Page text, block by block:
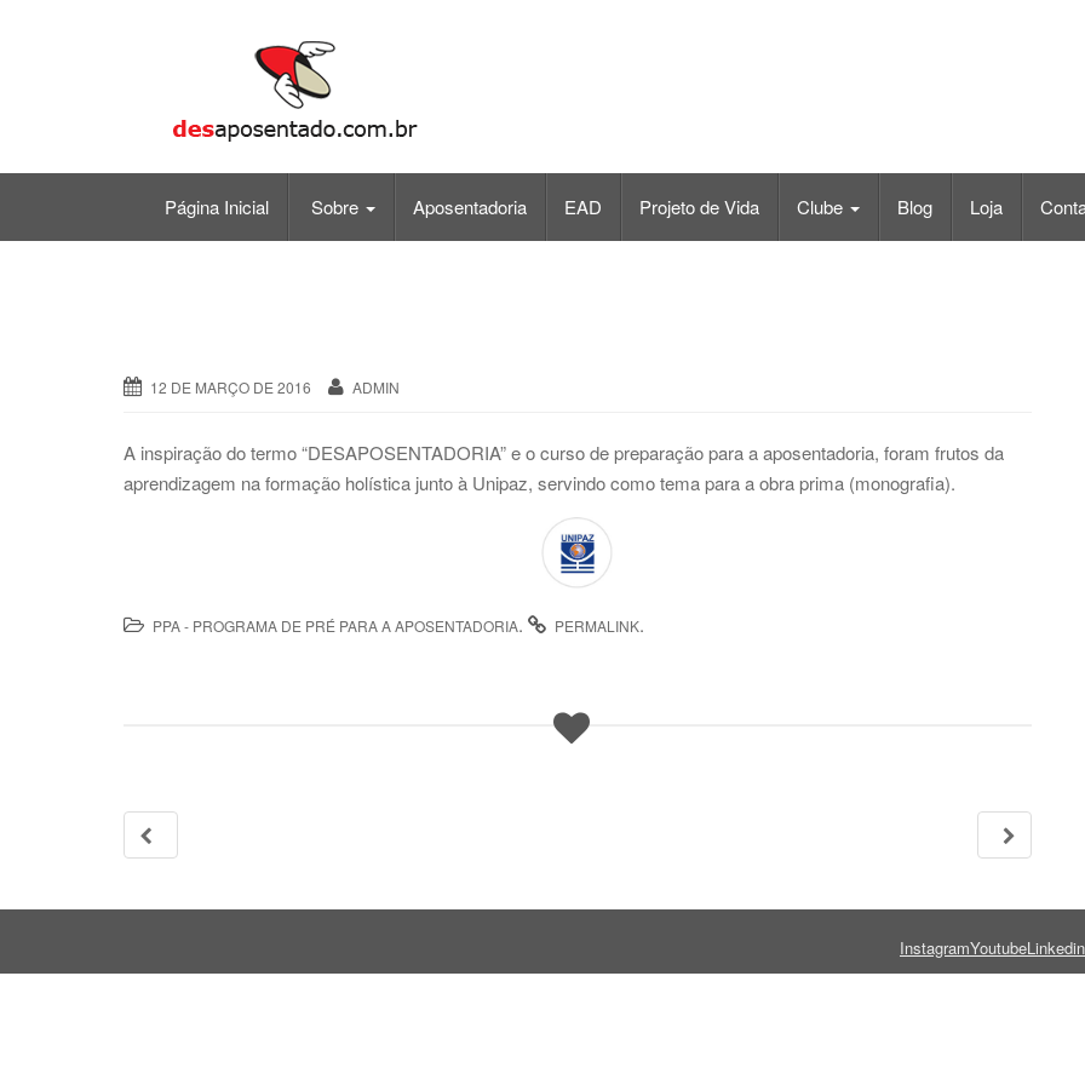
Página Inicial Sobre Aposentadoria EAD Projeto de Vida Clube Blog Loja
12 DE MARÇO DE 2016 ADMIN
A inspiração do termo “DESAPOSENTADORIA” e o curso de preparação para a aposentadoria, foram frutos da
aprendizagem na formação holística junto à Unipaz, servindo como tema para a obra prima (monografia).
PPA - PROGRAMA DE PRÉ PARA A APOSENTADORIA. PERMALINK.
Navegação
da
Postagem InstagramYoutubeLinkedin